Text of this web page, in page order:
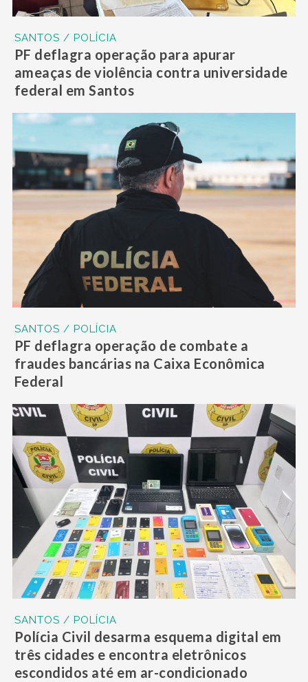
SANTOS / POLÍCIA
PF deflagra operação para apurar
ameaças de violência contra universidade
federal em Santos
SANTOS / POLÍCIA
PF deflagra operação de combate a
fraudes bancárias na Caixa Econômica
Federal
SANTOS / POLÍCIA
Polícia Civil desarma esquema digital em
três cidades e encontra eletrônicos
escondidos até em ar-condicionado